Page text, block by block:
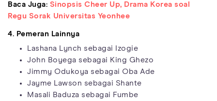
Baca Juga: Sinopsis Cheer Up, Drama Korea soal
Regu Sorak Universitas Yeonhee
4. Pemeran Lainnya
Lashana Lynch sebagai Izogie
John Boyega sebagai King Ghezo
Jimmy Odukoya sebagai Oba Ade
Jayme Lawson sebagai Shante
Masali Baduza sebagai Fumbe